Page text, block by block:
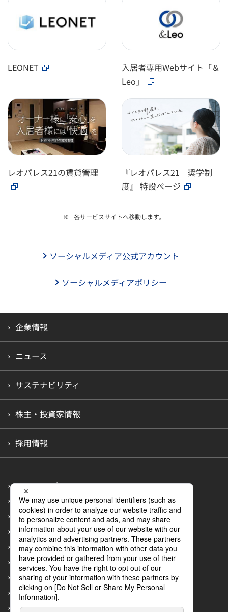
LEONET
入居者専用Webサイト「＆
Leo」
レオパレス21の賃貸管理
『レオパレス21 奨学制
度』 特設ページ
各サービスサイトへ移動します。
ソーシャルメディア公式アカウント
ソーシャルメディアポリシー
企業情報
ニュース
サステナビリティ
株主・投資家情報
採用情報
サイトマップ
プライバシーポリシー
アクセシビリティポリシー
情報セキュリティポリシー
カスタマーハラスメントへの行動指針
金融商品販売等に関する勧誘方針
再発防止の取り組み
サイトのご利用にあたって
お問い合わせ